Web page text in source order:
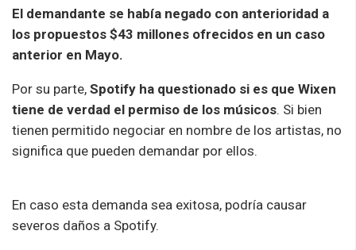
El demandante se había negado con anterioridad a
los propuestos $43 millones ofrecidos en un caso
anterior en Mayo.
Por su parte, Spotify ha questionado si es que Wixen
tiene de verdad el permiso de los músicos. Si bien
tienen permitido negociar en nombre de los artistas, no
significa que pueden demandar por ellos.
En caso esta demanda sea exitosa, podría causar
severos daños a Spotify.